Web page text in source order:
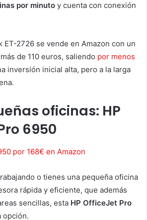
por minuto y cuenta con conexión
ET-2726 se vende en Amazon con un
de 110 euros, saliendo por menos
inversión inicial alta, pero a la larga
oficinas: HP
6950
por 168€ en Amazon
o tienes una pequeña oficina
rápida y eficiente, que además
sencillas, esta HP OfficeJet Pro
opción.